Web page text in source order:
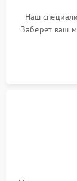
Наш
Заберет ваш